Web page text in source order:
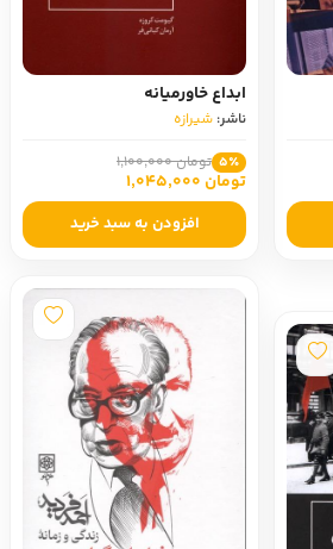
ابداع خاورمیانه
ناشر: شیرازه
5٪ تومان 1,100,000
تومان 1,045,000
افزودن به سبد خرید